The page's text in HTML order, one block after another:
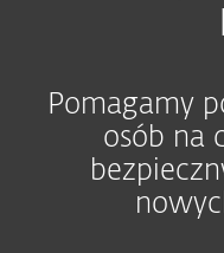
Pomagamy
osób na